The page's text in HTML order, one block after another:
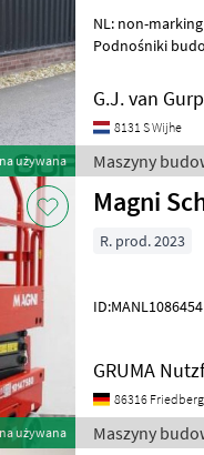
używana
NL: non-marking banden EN: no-marking
Podnośniki
G.J. van
8131 S Wijhe
Maszyny
używana
Magni
R. prod. 2023
GRUMA
86316 Friedberg
Maszyny